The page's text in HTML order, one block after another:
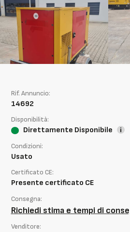
Rif. Annuncio:
14692
Disponibilità:
Direttamente Disponibile
Condizioni:
Usato
Certificato CE:
Presente certificato CE
Consegna:
Richiedi stima e tempi di
Venditore: